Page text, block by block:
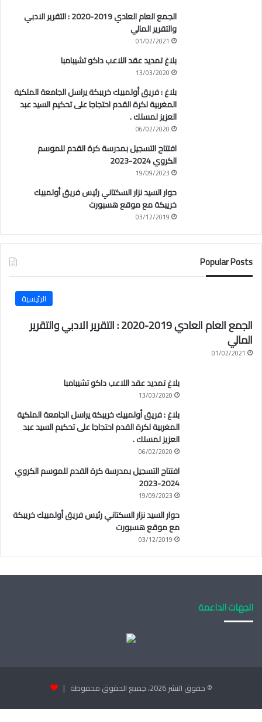
الجمع العام العادي 2019-2020 : التقرير الادبي
والتقرير المالي
01/02/2021
بلاغ تمديد عقد اللاعب داكو تشيبامبا
13/03/2020
بلاغ : فريق أولمبيك خريبكة يراسل الجامعة الملكية
المغربية لكرة القدم احتجاجا على تحكيم السيد عبد
العزيز لمسلك .
06/02/2020
افتتاح التسجيل بمدرسة كرة القدم للموسم
الكروي 2024-2023
19/09/2023
حوار السيد نزار السكتاني رئيس فريق أولمبيك
خريبكة مع موقع هسبورت
03/12/2019
Popular Posts
الرئيسية
الجمع العام العادي 2019-2020 : التقرير الادبي والتقرير
المالي
01/02/2021
بلاغ تمديد عقد اللاعب داكو تشيبامبا
13/03/2020
بلاغ : فريق أولمبيك خريبكة يراسل الجامعة الملكية
المغربية لكرة القدم احتجاجا على تحكيم السيد عبد
العزيز لمسلك .
06/02/2020
افتتاح التسجيل بمدرسة كرة القدم للموسم الكروي
2024-2023
19/09/2023
حوار السيد نزار السكتاني رئيس فريق أولمبيك خريبكة
مع موقع هسبورت
03/12/2019
الجهات الداعمة
© حقوق النشر 2026، جميع الحقوق محفوظة |